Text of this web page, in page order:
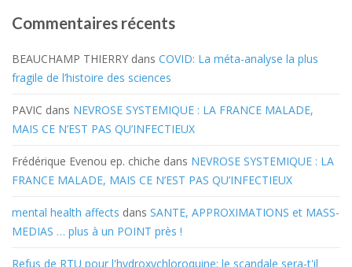
Commentaires récents
BEAUCHAMP THIERRY dans COVID: La méta-analyse la plus
fragile de l’histoire des sciences
PAVIC dans NEVROSE SYSTEMIQUE : LA FRANCE MALADE,
MAIS CE N’EST PAS QU’INFECTIEUX
Frédérique Evenou ep. chiche dans NEVROSE SYSTEMIQUE : LA
FRANCE MALADE, MAIS CE N’EST PAS QU’INFECTIEUX
mental health affects dans SANTE, APPROXIMATIONS et MASS-
MEDIAS … plus à un POINT près !
Refus de RTU pour l'hydroxychloroquine: le scandale sera-t'il